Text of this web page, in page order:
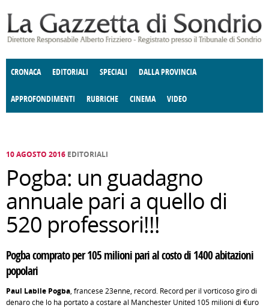
CRONACA EDITORIALI SPECIALI DALLA PROVINCIA
APPROFONDIMENTI
E SPETTACOLI POLITICA
RUBRICHE
DELLE IDEE FATTI DELLO SPIRITO
CINEMA VIDEO
10 AGOSTO 2016 EDITORIALI
Pogba: un guadagno
annuale pari a quello di
520 professori!!!
Pogba comprato per 105 milioni pari al costo di 1400 abitazioni
popolari
Paul Labile Pogba, francese 23enne, record. Record per il vorticoso giro di
denaro che lo ha portato a costare al Manchester United 105 milioni di €uro